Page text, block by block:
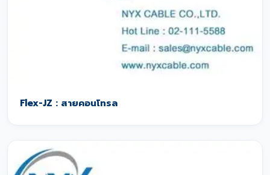
Flex-JZ : สายคอนโทรล